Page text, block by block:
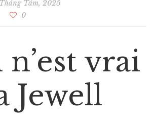
Tám, 2025
0
vrai
Jewell